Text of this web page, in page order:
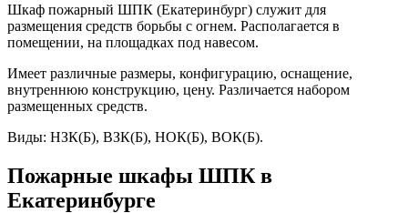
Шкаф пожарный ШПК (Екатеринбург) служит для
размещения средств борьбы с огнем. Располагается в
помещении, на площадках под навесом.
Имеет различные размеры, конфигурацию, оснащение,
внутреннюю конструкцию, цену. Различается набором
размещенных средств.
Виды: НЗК(Б), ВЗК(Б), НОК(Б), ВОК(Б).
Пожарные шкафы ШПК в
Екатеринбурге